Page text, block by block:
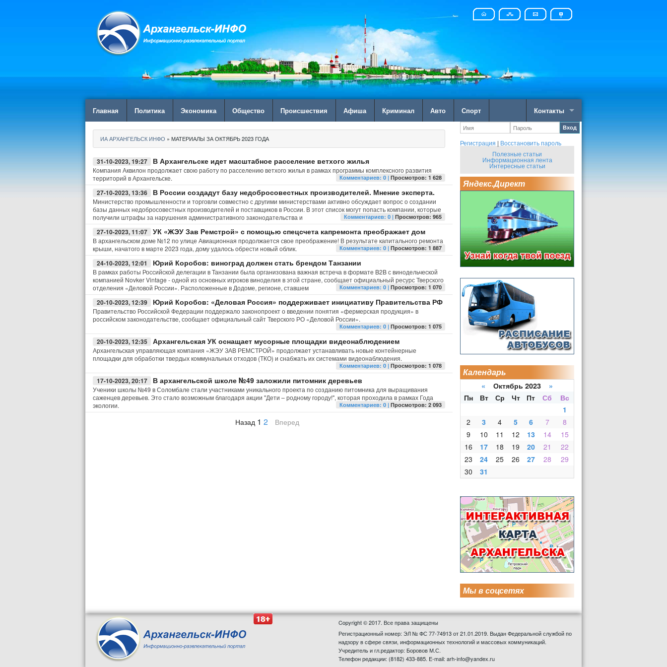
Главная Политика Экономика Общество Происшествия Афиша Криминал Авто Спорт Контакты
ИА АРХАНГЕЛЬСК ИНФО » МАТЕРИАЛЫ ЗА ОКТЯБРЬ 2023 ГОДА
31-10-2023, 19:27 В Архангельске идет масштабное расселение ветхого жилья
Компания Аквилон продолжает свою работу по расселению ветхого жилья в рамках программы комплексного развития
территорий в Архангельске.
Комментариев: 0 |Просмотров: 1 628
27-10-2023, 13:36 В России создадут базу недобросовестных производителей. Мнение эксперта.
Министерство промышленности и торговли совместно с другими министерствами активно обсуждает вопрос о создании
базы данных недобросовестных производителей и поставщиков в России. В этот список могут попасть компании, которые
получили штрафы за нарушения административного законодательства и
Комментариев: 0 |Просмотров: 965
27-10-2023, 11:07 УК «ЖЭУ Зав Ремстрой» с помощью спецсчета капремонта преображает дом
В архангельском доме №12 по улице Авиационная продолжается свое преображение! В результате капитального ремонта
крыши, начатого в марте 2023 года, дому удалось обрести новый облик.
Комментариев: 0 |Просмотров: 1 887
24-10-2023, 12:01 Юрий Коробов: виноград должен стать брендом Танзании
В рамках работы Российской делегации в Танзании была организована важная встреча в формате B2B с винодельческой
компанией Novker Vintage - одной из основных игроков виноделия в этой стране, сообщает официальный ресурс Тверского
отделения «Деловой России». Расположенные в Додоме, регионе, ставшем
Комментариев: 0 |Просмотров: 1 070
20-10-2023, 12:39 Юрий Коробов: «Деловая Россия» поддерживает инициативу Правительства РФ
Правительство Российской Федерации поддержало законопроект о введении понятия «фермерская продукция» в
российском законодательстве, сообщает официальный сайт Тверского РО «Деловой России».
Комментариев: 0 |Просмотров: 1 075
20-10-2023, 12:35 Архангельская УК оснащает мусорные площадки видеонаблюдением
Архангельская управляющая компания «ЖЭУ ЗАВ РЕМСТРОЙ» продолжает устанавливать новые контейнерные
площадки для обработки твердых коммунальных отходов (ТКО) и снабжать их системами видеонаблюдения.
Комментариев: 0 |Просмотров: 1 078
17-10-2023, 20:17 В архангельской школе №49 заложили питомник деревьев
Ученики школы №49 в Соломбале стали участниками уникального проекта по созданию питомника для выращивания
саженцев деревьев. Это стало возможным благодаря акции "Дети – родному городу!", которая проходила в рамках Года
экологии.
Комментариев: 0 |Просмотров: 2 093
Назад 1 2 Вперед
Вход
Регистрация | Восстановить пароль
Полезные статьи
Информационная лента
Интересные статьи
Яндекс.Директ
Календарь
« Октябрь 2023 »
Пн
Вт Ср Чт Пт Сб
Вс
1
2
3 4 5 6 7
8
9
10 11 12 13 14
15
16
17 18 19 20 21
22
23
24 25 26 27 28
29
30
31
Мы в соцсетях
Copyright © 2017. Все права защищены
Регистрационный номер: ЭЛ № ФС 77-74913 от 21.01.2019. Выдан Федеральной службой по
надзору в сфере связи, информационных технологий и массовых коммуникаций.
Учредитель и гл.редактор: Боровов М.С.
Телефон редакции: (8182) 433-885. E-mail: arh-info@yandex.ru